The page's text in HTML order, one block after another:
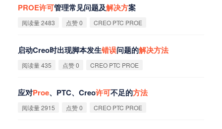
PROE许可管理常见问题及解决方案
阅读量 2483 点赞 0 CREO PTC PROE
启动Creo时出现脚本发生错误问题的解决方法
阅读量 435 点赞 0 CREO PTC PROE
应对Proe、PTC、Creo许可不足的方法
阅读量 2915 点赞 0 CREO PTC PROE